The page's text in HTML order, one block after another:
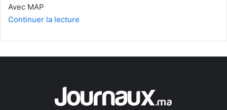
Avec MAP
Continuer la lecture